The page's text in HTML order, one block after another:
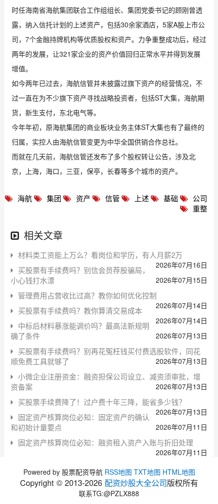
时任海南省海航集团联合工作组组长、集团党委书记的顾刚曾透
露，纳入信托计划的上述资产，包括30余家酒店，5家A股上市公
司，7个金融持牌机构等优质股权和资产。力争重整成功后，经过
两年的发展，让321家企业的资产价值回归正常水平并得到发展
增值。
如今两年已过去，海航信管并未披露过旗下资产的经营情况，不
过一直在为不少旗下资产寻找战略投资者，包括ST大集，海航期
货，新生支付，东北电气等。
今年年初，原海航集团的商业板块业务主体ST大集也有了最终的
归属，实控人由海航信管变更为中华全国供销合作总社。
而就在几天前，海航信管还发布了多个股权转让公告，涉及北
京，上海，海口，三亚，保亭，长春等多个城市的资产。
海航 集团 资产 信管 上述 基础
公司
重整
相关文章
材料类工资能上万么？看岗位和学历，有人月薪2万
2026年07月16日
买股票有手续费吗？别信会员荐股骗局，
小心钱打水漂
2026年07月15日
管理费用占营收比过高？教你如何优化控制
2026年07月14日
买股票有手续费吗？教你算清交易成本
2026年07月14日
中标后材料暴涨能调价吗？最高法新规明
确了条件
2026年07月13日
买股票有手续费吗？别再花冤枉钱买付费选股软件，同花
顺免费工具就够了
2026年07月13日
小微企业注册资金：融资担保公司设立、减资须审批，增
资备案
2026年07月13日
买股票手续费降了！过户费十年三降，能省多少钱？
2026年07月13日
固定资产核算岗位必知：固定资产的确认
和初始计量要点
2026年07月11日
固定资产核算岗位必知：融资租入资产入账与折旧处理
2026年07月11日
Powered by 股票配资导航 RSS地图 TXT地图 HTML地图
Copyright © 2013-2026 配资炒股大全公司版权所有
联系TG:@PZLX888